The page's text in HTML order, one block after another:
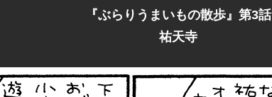
『ぶらりうまいもの散歩』第3話
祐天寺